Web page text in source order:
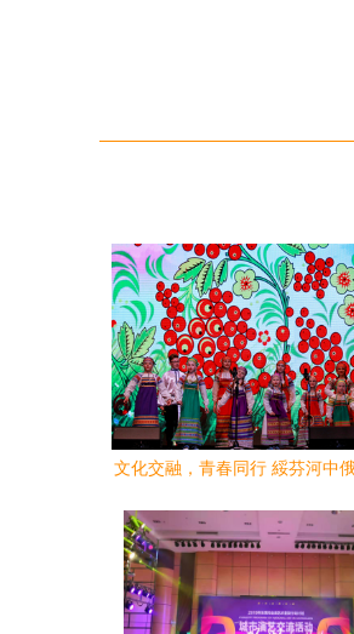
文化交融，青春同行 綏芬河中